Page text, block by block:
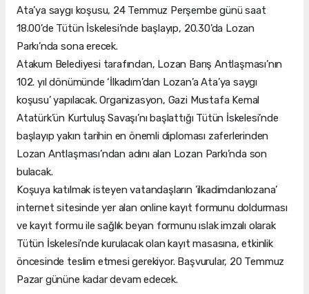
Ata’ya saygı koşusu, 24 Temmuz Perşembe günü saat
18.00’de Tütün İskelesi’nde başlayıp, 20.30’da Lozan
Parkı’nda sona erecek.
Atakum Belediyesi tarafından, Lozan Barış Antlaşması’nın
102. yıl dönümünde ‘İlkadım’dan Lozan’a Ata’ya saygı
koşusu’ yapılacak. Organizasyon, Gazi Mustafa Kemal
Atatürk’ün Kurtuluş Savaşı’nı başlattığı Tütün İskelesi’nde
başlayıp yakın tarihin en önemli diploması zaferlerinden
Lozan Antlaşması’ndan adını alan Lozan Parkı’nda son
bulacak.
Koşuya katılmak isteyen vatandaşların ’ilkadimdanlozana’
internet sitesinde yer alan online kayıt formunu doldurması
ve kayıt formu ile sağlık beyan formunu ıslak imzalı olarak
Tütün İskelesi’nde kurulacak olan kayıt masasına, etkinlik
öncesinde teslim etmesi gerekiyor. Başvurular, 20 Temmuz
Pazar gününe kadar devam edecek.